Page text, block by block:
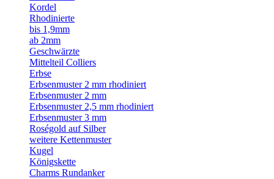
Kordel
Rhodinierte
bis 1,9mm
ab 2mm
Geschwärzte
Mittelteil Colliers
Erbse
Erbsenmuster 2 mm rhodiniert
Erbsenmuster 2 mm
Erbsenmuster 2,5 mm rhodiniert
Erbsenmuster 3 mm
Roségold auf Silber
weitere Kettenmuster
Kugel
Königskette
Charms Rundanker